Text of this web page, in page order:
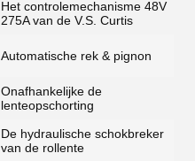
Het controlemechanisme 48V
275A van de V.S. Curtis
Automatische rek & pignon
Onafhankelijke de
lenteopschorting
De hydraulische schokbreker
van de rollente